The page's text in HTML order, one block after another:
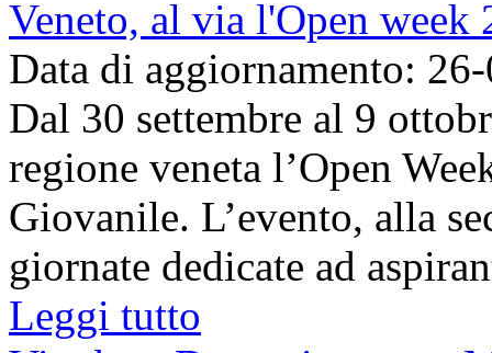
Veneto, al via l'Open week
Data di aggiornamento:
Dal 30 settembre al 9
regione veneta l’Open
Giovanile. L’evento, alla
giornate dedicate ad
Leggi tutto